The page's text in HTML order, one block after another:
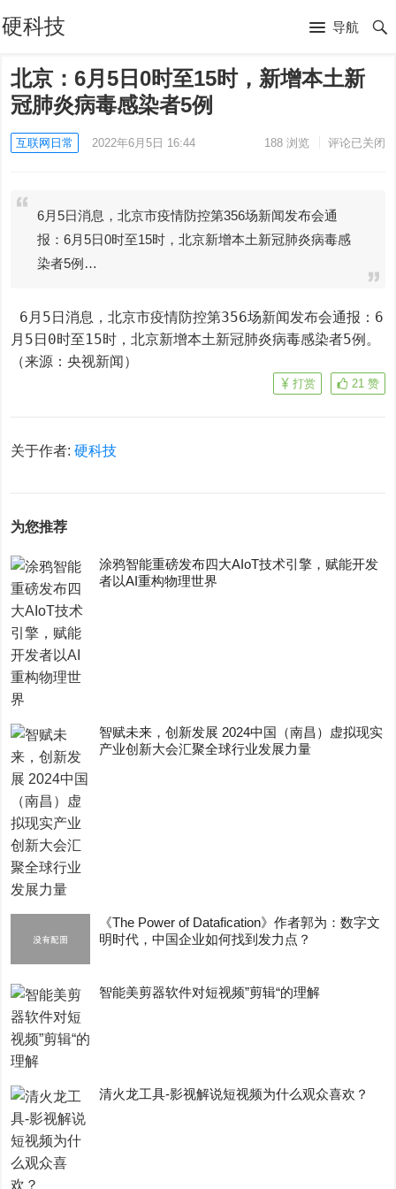
硬科技 导航
北京：6月5日0时至15时，新增本土新
冠肺炎病毒感染者5例
互联网日常 2022年6月5日 16:44 188浏览 评论已关闭
6月5日消息，北京市疫情防控第356场新闻发布会通
报：6月5日0时至15时，北京新增本土新冠肺炎病毒感
染者5例…
月5日0时至15时，北京新增本土新冠肺炎病毒感染者5例。
​​​​（来源：央视新闻）
21 赞
打赏
关于作者:硬科技
为您推荐
涂鸦智能重磅发布四大AIoT技术引擎，赋能开发
者以AI重构物理世界
智赋未来，创新发展 2024中国（南昌）虚拟现实
产业创新大会汇聚全球行业发展力量
《The Power of Datafication》作者郭为：数字文
明时代，中国企业如何找到发力点？
智能美剪器软件对短视频”剪辑“的理解
清火龙工具-影视解说短视频为什么观众喜欢？